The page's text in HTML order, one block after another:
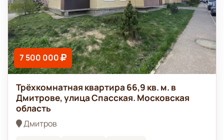
7 500 000
Трёхкомнатная квартира 66,9 кв. м. в
Дмитрове, улица Спасская. Московская
область
Дмитров